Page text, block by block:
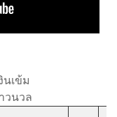
นเข้ม
วนวล